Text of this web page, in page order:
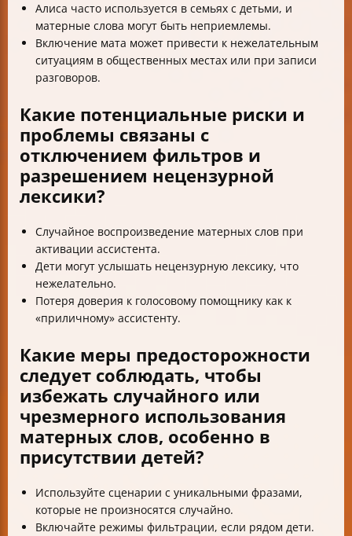
Алиса часто используется в семьях с детьми, и
матерные слова могут быть неприемлемы.
Включение мата может привести к нежелательным
ситуациям в общественных местах или при записи
разговоров.
Какие потенциальные риски и
проблемы связаны с
отключением фильтров и
разрешением нецензурной
лексики?
Случайное воспроизведение матерных слов при
активации ассистента.
Дети могут услышать нецензурную лексику, что
нежелательно.
Потеря доверия к голосовому помощнику как к
«приличному» ассистенту.
Какие меры предосторожности
следует соблюдать, чтобы
избежать случайного или
чрезмерного использования
матерных слов, особенно в
присутствии детей?
Используйте сценарии с уникальными фразами,
которые не произносятся случайно.
Включайте режимы фильтрации, если рядом дети.